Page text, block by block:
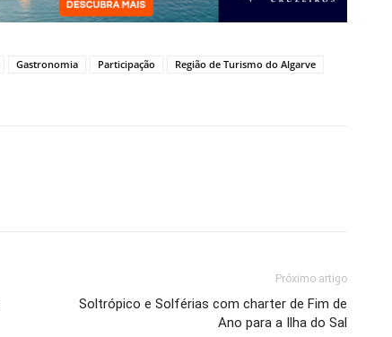
Gastronomia Participação
Região de Turismo do Algarve
Próximo artigo
Soltrópico e Solférias com charter de Fim de
Ano para a Ilha do Sal